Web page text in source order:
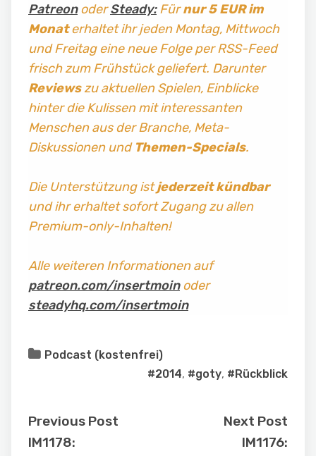
PatreonoderSteady:Fürnur 5 EUR im
Monaterhaltet ihr jeden Montag, Mittwoch
und Freitag eine neue Folge per RSS-Feed
frisch zum Frühstück geliefert. Darunter
Reviewszu aktuellen Spielen, Einblicke
hinter die Kulissen mit interessanten
Menschen aus der Branche, Meta-
Diskussionen und Themen-Specials.
Die Unterstützung istjederzeit kündbar
und ihr erhaltet sofort Zugang zu allen
Premium-only-Inhalten!
Alle weiteren Informationen auf
patreon.com/insertmoinoder
steadyhq.com/insertmoin
Podcast (kostenfrei)
#2014, #goty, #Rückblick
Previous Post
IM1178:
Next Post
IM1176: